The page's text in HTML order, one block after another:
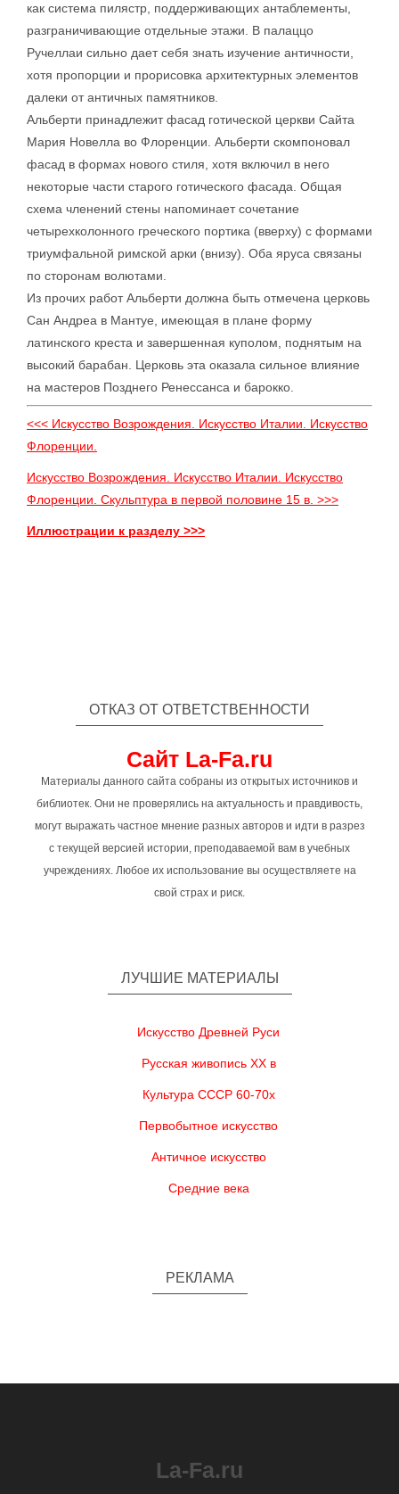
как система пилястр, поддерживающих антаблементы,
разграничивающие отдельные этажи. В палаццо
Ручеллаи сильно дает себя знать изучение античности,
хотя пропорции и прорисовка архитектурных элементов
далеки от античных памятников.
Альберти принадлежит фасад готической церкви Сайта
Мария Новелла во Флоренции. Альберти скомпоновал
фасад в формах нового стиля, хотя включил в него
некоторые части старого готического фасада. Общая
схема членений стены напоминает сочетание
четырехколонного греческого портика (вверху) с формами
триумфальной римской арки (внизу). Оба яруса связаны
по сторонам волютами.
Из прочих работ Альберти должна быть отмечена церковь
Сан Андреа в Мантуе, имеющая в плане форму
латинского креста и завершенная куполом, поднятым на
высокий барабан. Церковь эта оказала сильное влияние
на мастеров Позднего Ренессанса и барокко.
<<< Искусство Возрождения. Искусство Италии. Искусство
Флоренции.
Искусство Возрождения. Искусство Италии. Искусство
Флоренции. Скульптура в первой половине 15 в. >>>
Иллюстрации к разделу >>>
ОТКАЗ ОТ ОТВЕТСТВЕННОСТИ
Сайт La-Fa.ru
Материалы данного сайта собраны из открытых источников и
библиотек. Они не проверялись на актуальность и правдивость,
могут выражать частное мнение разных авторов и идти в разрез
с текущей версией истории, преподаваемой вам в учебных
учреждениях. Любое их использование вы осуществляете на
свой страх и риск.
ЛУЧШИЕ МАТЕРИАЛЫ
Искусство Древней Руси
Русская живопись XX в
Культура СССР 60-70х
Первобытное искусство
Античное искусство
Средние века
РЕКЛАМА
La-Fa.ru